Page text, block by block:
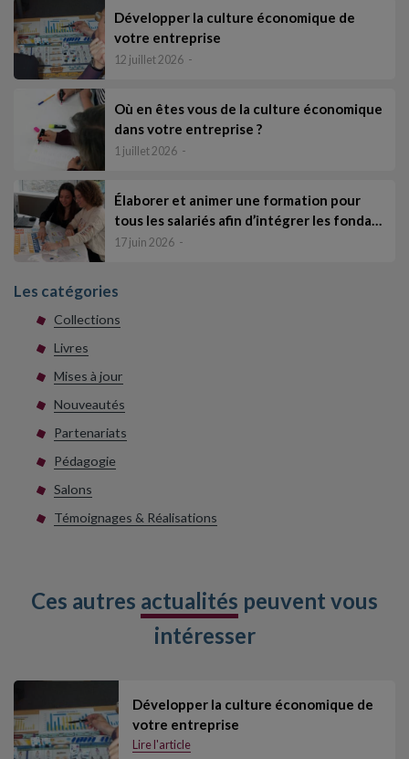
Développer la culture économique de
votre entreprise
12 juillet 2026
Où en êtes vous de la culture économique
dans votre entreprise ?
1 juillet 2026
Élaborer et animer une formation pour
tous les salariés afin d’intégrer les fonda…
17 juin 2026
Les catégories
Collections
Livres
Mises à jour
Nouveautés
Partenariats
Pédagogie
Salons
Témoignages & Réalisations
Ces autres actualités peuvent vous
intéresser
Développer la culture économique de
votre entreprise
Lire l'article